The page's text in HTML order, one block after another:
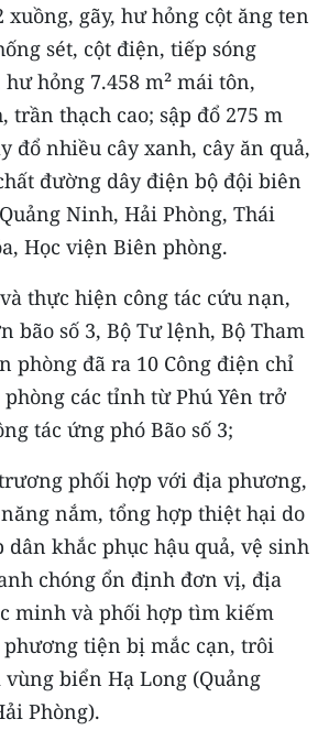
Bộ và Tây
Cửu Long
Nội
Hồ Chí Minh
THÁNG
xuồng, gãy, hư hỏng cột ăng ten
sét, cột điện, tiếp sóng
hỏng 7.458 m² mái tôn,
trần thạch cao; sập đổ 275 m
đổ nhiều cây xanh, cây ăn quả,
đường dây điện bộ đội biên
Ninh, Hải Phòng, Thái
Học viện Biên phòng.
thực hiện công tác cứu nạn,
bão số 3, Bộ Tư lệnh, Bộ Tham
phòng đã ra 10 Công điện chỉ
các tỉnh từ Phú Yên trở
tác ứng phó Bão số 3;
phối hợp với địa phương,
nắm, tổng hợp thiệt hại do
dân khắc phục hậu quả, vệ sinh
chóng ổn định đơn vị, địa
minh và phối hợp tìm kiếm
tiện bị mắc cạn, trôi
biển Hạ Long (Quảng
Phòng).